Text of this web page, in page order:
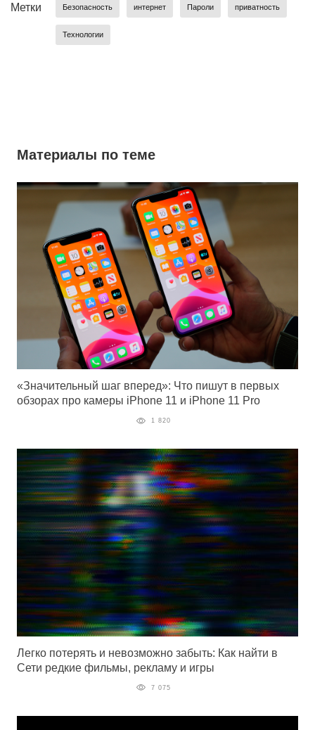
Метки Безопасность интернет Пароли приватность
Технологии
Материалы по теме
«Значительный шаг вперед»: Что пишут в первых
обзорах про камеры iPhone 11 и iPhone 11 Pro
1 820
Легко потерять и невозможно забыть: Как найти в
Сети редкие фильмы, рекламу и игры
7 075